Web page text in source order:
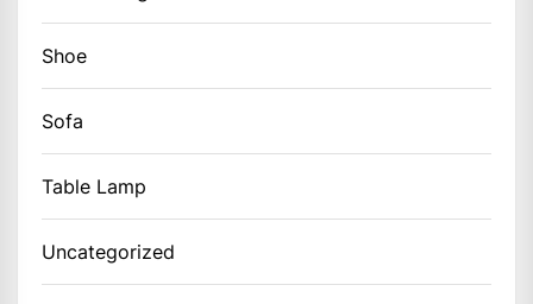
Shoe
Sofa
Table Lamp
Uncategorized